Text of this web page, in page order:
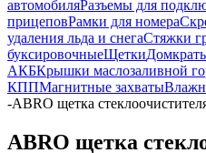
автомобиляРазъемы для
прицеповРамки для номера
удаления льда и снегаСтяжки
буксировочныеЩетки
АКБКрышки маслозаливной
КППМагнитные захваты
-ABRO щетка
ABRO щетка